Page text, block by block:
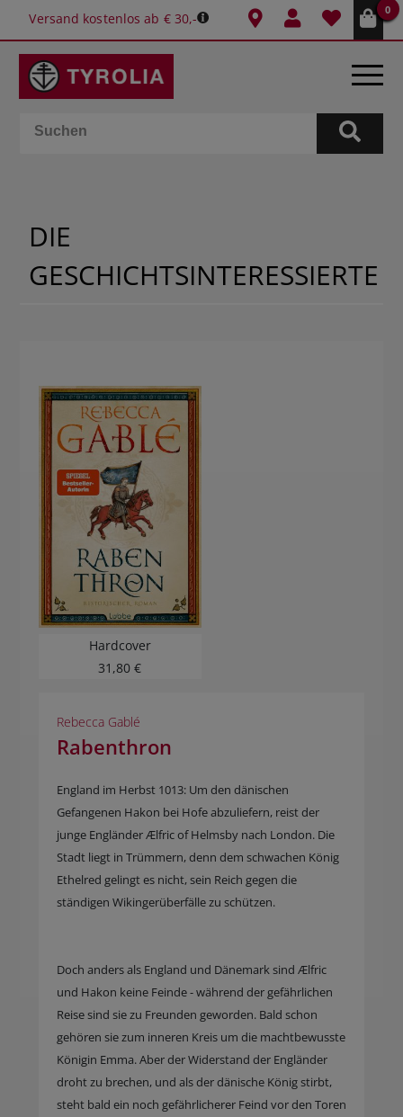
Versand kostenlos ab € 30,-
0
BÜCHER
SPIELE
KALENDER
SCHULE & BÜRO
BUCHTIPPS
DIE
GESCHICHTSINTERESSIERTE
Hardcover
31,80 €
Rebecca Gablé
Rabenthron
England im Herbst 1013: Um den dänischen
Gefangenen Hakon bei Hofe abzuliefern, reist der
junge Engländer Ælfric of Helmsby nach London. Die
Stadt liegt in Trümmern, denn dem schwachen König
Ethelred gelingt es nicht, sein Reich gegen die
ständigen Wikingerüberfälle zu schützen.
Doch anders als England und Dänemark sind Ælfric
und Hakon keine Feinde - während der gefährlichen
Reise sind sie zu Freunden geworden. Bald schon
gehören sie zum inneren Kreis um die machtbewusste
Königin Emma. Aber der Widerstand der Engländer
droht zu brechen, und als der dänische König stirbt,
steht bald ein noch gefährlicherer Feind vor den Toren